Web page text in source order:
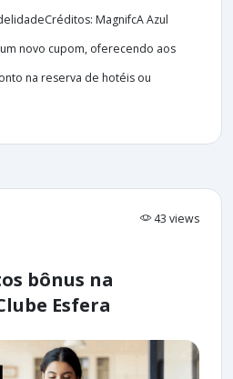
MagnifcA Azul
novo cupom, oferecendo aos
na reserva de hotéis ou
43 views
bônus na
Esfera